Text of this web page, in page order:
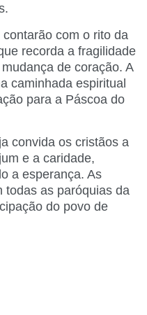
com o rito da
recorda a fragilidade
de coração. A
caminhada espiritual
para a Páscoa do
convida os cristãos a
e a caridade,
a esperança. As
todas as paróquias da
do povo de